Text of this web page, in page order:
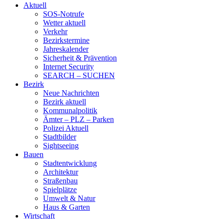
Aktuell
SOS-Notrufe
Wetter aktuell
Verkehr
Bezirkstermine
Jahreskalender
Sicherheit & Prävention
Internet Security
SEARCH – SUCHEN
Bezirk
Neue Nachrichten
Bezirk aktuell
Kommunalpolitik
Ämter – PLZ – Parken
Polizei Aktuell
Stadtbilder
Sightseeing
Bauen
Stadtentwicklung
Architektur
Straßenbau
Spielplätze
Umwelt & Natur
Haus & Garten
Wirtschaft